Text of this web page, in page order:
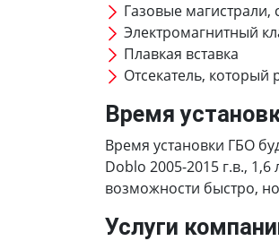
Газовые
Электромагнитный
Плавкая вставка
Отсекатель, который
Время
Время установки ГБО
Doblo 2005-2015 г.в.,
возможности быстро,
Услуги